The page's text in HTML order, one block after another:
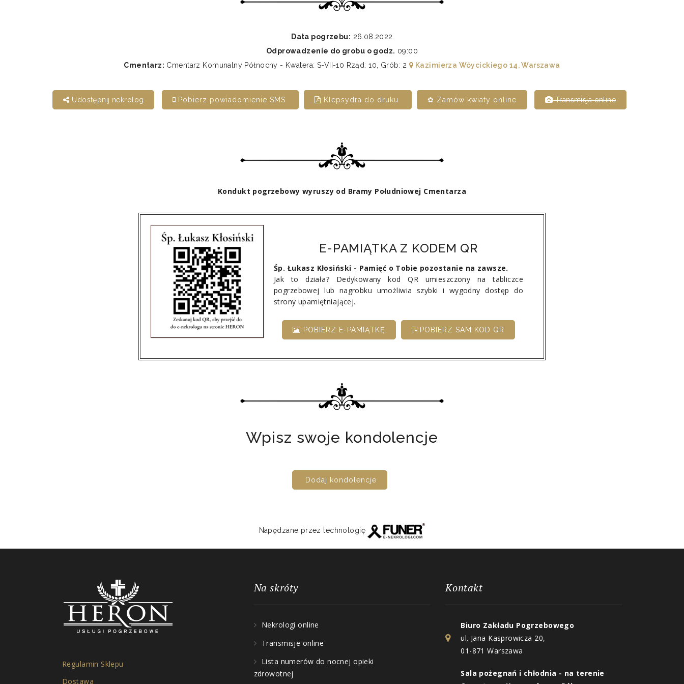
Data pogrzebu: 26.08.2022
Odprowadzenie do grobu o godz. 09:00
Cmentarz: Cmentarz Komunalny Północny - Kwatera: S-VII-10 Rząd: 10, Grób: 2 Kazimierza Wóycickiego 14, Warszawa
Udostępnij nekrolog Pobierz powiadomienie SMS Klepsydra do druku ✿ Zamów kwiaty online Transmisja online
Kondukt pogrzebowy wyruszy od Bramy Południowej Cmentarza
E-PAMIĄTKA Z KODEM QR
Śp. Łukasz Kłosiński - Pamięć o Tobie pozostanie na zawsze.
Jak to działa? Dedykowany kod QR umieszczony na tabliczce
pogrzebowej lub nagrobku umożliwia szybki i wygodny dostęp do
strony upamiętniającej.
POBIERZ E-PAMIĄTKĘ POBIERZ SAM KOD QR
Wpisz swoje kondolencje
Dodaj kondolencje
Napędzane przez technologię
Regulamin Sklepu
Dostawa
Na skróty
Nekrologi online
Transmisje online
Lista numerów do nocnej opieki
zdrowotnej
Kontakt
Biuro Zakładu Pogrzebowego
ul. Jana Kasprowicza 20,
01-871 Warszawa
Sala pożegnań i chłodnia - na terenie